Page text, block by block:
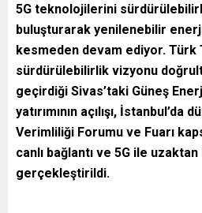
5G teknolojilerini
buluşturarak yenilenebilir enerji
kesmeden devam ediyor. Türk
sürdürülebilirlik vizyonu
geçirdiği Sivas’taki Güneş
yatırımının açılışı, İstanbul’da
Verimliliği Forumu ve Fuarı
canlı bağlantı ve 5G ile
gerçekleştirildi.